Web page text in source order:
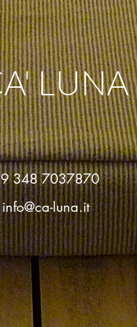
LUNA
348 7037870
info@ca-luna.it